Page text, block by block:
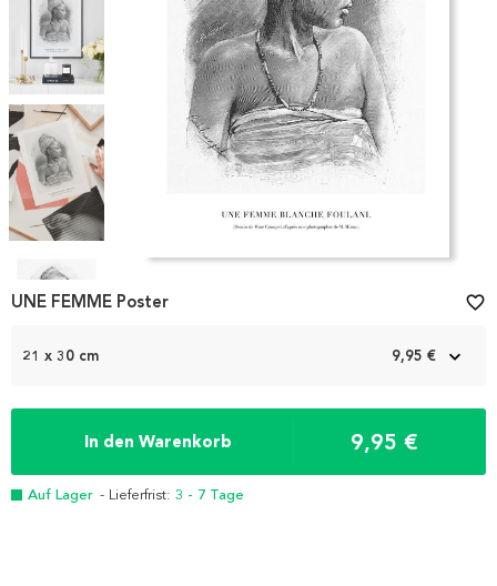
1
21 x 30 cm 9,95 €
In den Warenkorb 9,95 €
Auf Lager - Lieferfrist: 3 - 7 Tage
UNE FEMME Poster favorite_border